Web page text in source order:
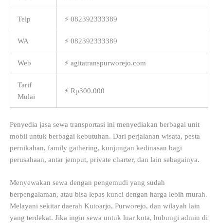
Telp ⚡ 082392333389
WA ⚡ 082392333389
Web ⚡ agitatranspurworejo.com
Tarif
Mulai
⚡ Rp300.000
Penyedia jasa sewa transportasi ini menyediakan berbagai unit
mobil untuk berbagai kebutuhan. Dari perjalanan wisata, pesta
pernikahan, family gathering, kunjungan kedinasan bagi
perusahaan, antar jemput, private charter, dan lain sebagainya.
Menyewakan sewa dengan pengemudi yang sudah
berpengalaman, atau bisa lepas kunci dengan harga lebih murah.
Melayani sekitar daerah Kutoarjo, Purworejo, dan wilayah lain
yang terdekat. Jika ingin sewa untuk luar kota, hubungi admin di